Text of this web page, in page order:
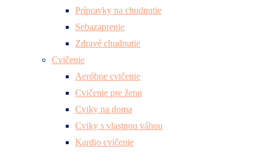
Prípravky na chudnutie
Sebazaprenie
Zdravé chudnutie
Cvičenie
Aeróbne cvičenie
Cvičenie pre ženu
Cviky na doma
Cviky s vlastnou váhou
Kardio cvičenie